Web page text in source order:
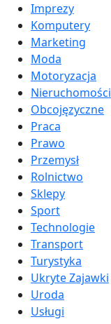
Imprezy
Komputery
Marketing
Moda
Motoryzacja
Nieruchomości
Obcojęzyczne
Praca
Prawo
Przemysł
Rolnictwo
Sklepy
Sport
Technologie
Transport
Turystyka
Ukryte Zajawki
Uroda
Usługi